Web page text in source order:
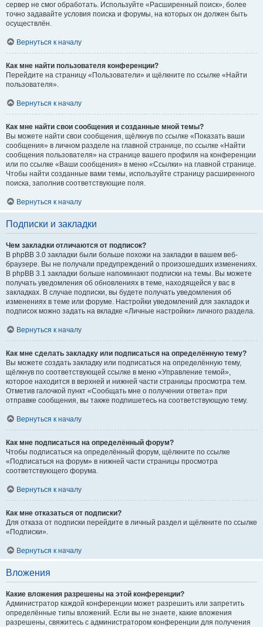
сервер не смог обработать. Используйте «Расширенный поиск», более
точно задавайте условия поиска и форумы, на которых он должен быть
осуществлён.
Вернуться к началу
Как мне найти пользователя конференции?
Перейдите на страницу «Пользователи» и щёлкните по ссылке «Найти
пользователя».
Вернуться к началу
Как мне найти свои сообщения и созданные мной темы?
Вы можете найти свои сообщения, щёлкнув по ссылке «Показать ваши
сообщения» в личном разделе на главной странице, по ссылке «Найти
сообщения пользователя» на странице вашего профиля на конференции
или по ссылке «Ваши сообщения» в меню «Ссылки» на главной странице.
Чтобы найти созданные вами темы, используйте страницу расширенного
поиска, заполнив соответствующие поля.
Вернуться к началу
Подписки и закладки
Чем закладки отличаются от подписок?
В phpBB 3.0 закладки были больше похожи на закладки в вашем веб-
браузере. Вы не получали предупреждений о произошедших изменениях.
В phpBB 3.1 закладки больше напоминают подписки на темы. Вы можете
получать уведомления об обновлениях в теме, находящейся у вас в
закладках. В случае подписки, вы будете получать уведомления об
изменениях в теме или форуме. Настройки уведомлений для закладок и
подписок можно задать на вкладке «Личные настройки» личного раздела.
Вернуться к началу
Как мне сделать закладку или подписаться на определённую тему?
Вы можете создать закладку или подписаться на определённую тему,
щёлкнув по соответствующей ссылке в меню «Управление темой»,
которое находится в верхней и нижней части страницы просмотра тем.
Отметив галочкой пункт «Сообщать мне о получении ответа» при
отправке сообщения, вы также подпишетесь на соответствующую тему.
Вернуться к началу
Как мне подписаться на определённый форум?
Чтобы подписаться на определённый форум, щёлкните по ссылке
«Подписаться на форум» в нижней части страницы просмотра
соответствующего форума.
Вернуться к началу
Как мне отказаться от подписки?
Для отказа от подписки перейдите в личный раздел и щёлкните по ссылке
«Подписки».
Вернуться к началу
Вложения
Какие вложения разрешены на этой конференции?
Администратор каждой конференции может разрешить или запретить
определённые типы вложений. Если вы не знаете, какие вложения
разрешены, свяжитесь с администратором конференции для получения